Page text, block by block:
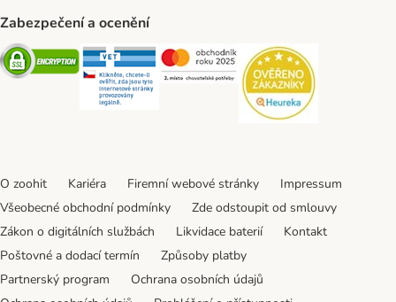
Zabezpečení a ocenění
Security Security Security
O zoohit Kariéra Firemní webové stránky
Impressum
Všeobecné obchodní podmínky
Zde odstoupit od smlouvy
Zákon o digitálních službách
Likvidace baterií
Kontakt
Poštovné a dodací termín
Způsoby platby
Partnerský program
Ochrana osobních údajů